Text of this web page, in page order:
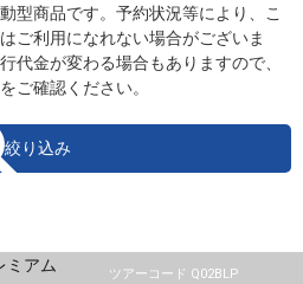
型商品です。予約状況等により、こ
ご利用になれない場合がございま
代金が変わる場合もありますので、
ご確認ください。
絞り込み
ツアーコード Q02BLP